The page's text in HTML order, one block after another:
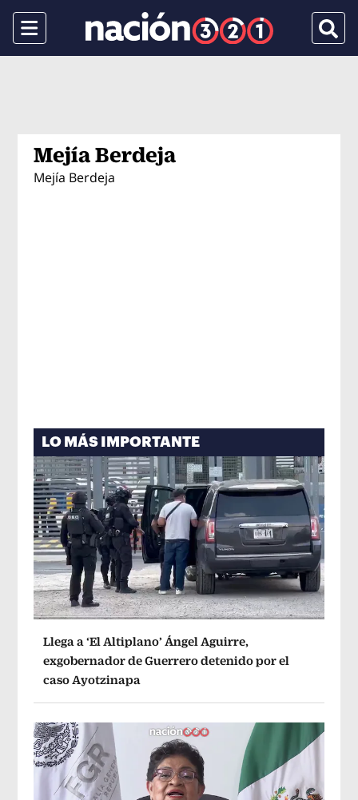
Menu
Mejía Berdeja
Mejía Berdeja
LO MÁS IMPORTANTE
Llega a ‘El Altiplano’ Ángel Aguirre,
exgobernador de Guerrero detenido por el
caso Ayotzinapa